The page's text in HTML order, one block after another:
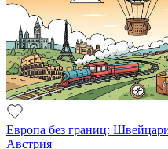
Европа без границ:
Австрия